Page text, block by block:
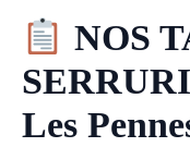
NOS
Les